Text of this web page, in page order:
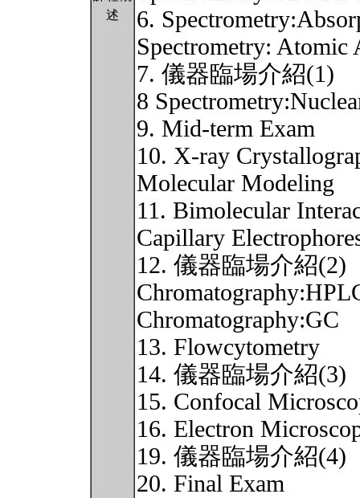
述
6.
Spectrometry: Atomic
7. 儀器臨場介紹(1)
8
9. Mid-term Exam
10. X-ray
Molecular Modeling
11. Bimolecular
Capillary
12. 儀器臨場介紹(2)
Chromatography:GC
13. Flowcytometry
14. 儀器臨場介紹(3)
15. Confocal
16. Electron
19. 儀器臨場介紹(4)
20. Final Exam